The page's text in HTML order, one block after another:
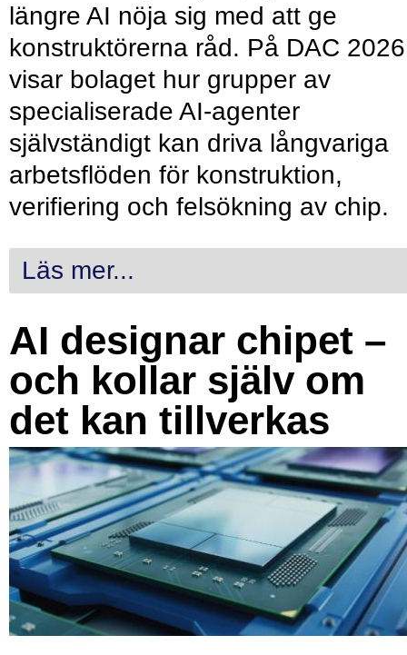
längre AI nöja sig med att ge
konstruktörerna råd. På DAC 2026
visar bolaget hur grupper av
specialiserade AI-agenter
självständigt kan driva långvariga
arbetsflöden för konstruktion,
verifiering och felsökning av chip.
Läs mer...
AI designar chipet –
och kollar själv om
det kan tillverkas